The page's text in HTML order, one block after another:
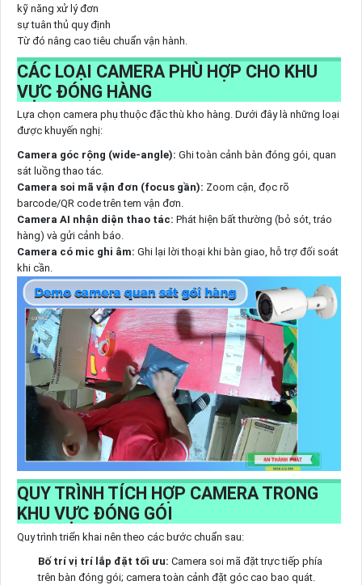
kỹ năng xử lý đơn
sự tuân thủ quy định
Từ đó nâng cao tiêu chuẩn vận hành.
CÁC LOẠI CAMERA PHÙ HỢP CHO KHU
VỰC ĐÓNG HÀNG
Lựa chọn camera phụ thuộc đặc thù kho hàng. Dưới đây là những loại
được khuyến nghị:
Camera góc rộng (wide-angle): Ghi toàn cảnh bàn đóng gói, quan
sát luồng thao tác.
Camera soi mã vận đơn (focus gần): Zoom cận, đọc rõ
barcode/QR code trên tem vận đơn.
Camera AI nhận diện thao tác: Phát hiện bất thường (bỏ sót, tráo
hàng) và gửi cảnh báo.
Camera có mic ghi âm: Ghi lại lời thoại khi bàn giao, hỗ trợ đối soát
khi cần.
QUY TRÌNH TÍCH HỢP CAMERA TRONG
KHU VỰC ĐÓNG GÓI
Quy trình triển khai nên theo các bước chuẩn sau:
Bố trí vị trí lắp đặt tối ưu: Camera soi mã đặt trực tiếp phía
trên bàn đóng gói; camera toàn cảnh đặt góc cao bao quát.